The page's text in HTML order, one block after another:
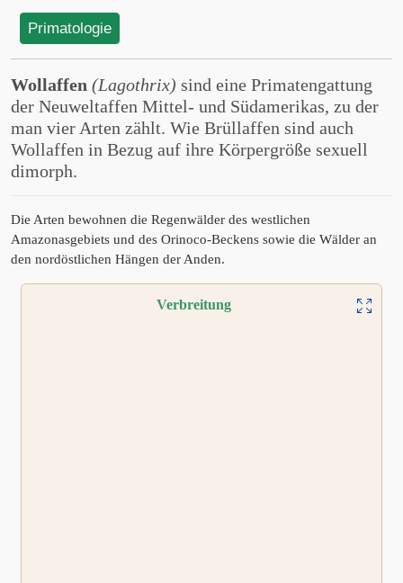
Primatologie
Wollaffen (Lagothrix) sind eine Primatengattung
der Neuweltaffen Mittel- und Südamerikas, zu der
man vier Arten zählt. Wie Brüllaffen sind auch
Wollaffen in Bezug auf ihre Körpergröße sexuell
dimorph.
Die Arten bewohnen die Regenwälder des westlichen
Amazonasgebiets und des Orinoco-Beckens sowie die Wälder an
den nordöstlichen Hängen der Anden.
Verbreitung